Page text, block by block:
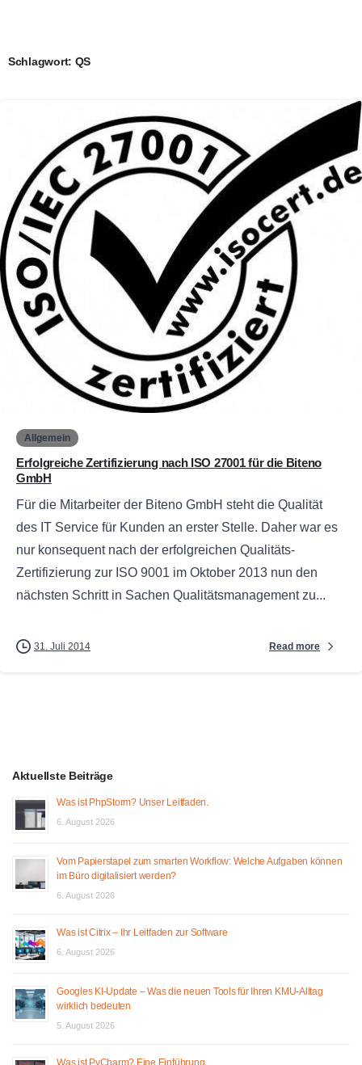
Schlagwort: QS
Allgemein
Erfolgreiche Zertifizierung nach ISO 27001 für die Biteno
GmbH
Für die Mitarbeiter der Biteno GmbH steht die Qualität
des IT Service für Kunden an erster Stelle. Daher war es
nur konsequent nach der erfolgreichen Qualitäts-
Zertifizierung zur ISO 9001 im Oktober 2013 nun den
nächsten Schritt in Sachen Qualitätsmanagement zu...
31. Juli 2014 Read more
Aktuellste Beiträge
Was ist PhpStorm? Unser Leitfaden.
6. August 2026
Vom Papierstapel zum smarten Workflow: Welche Aufgaben können
im Büro digitalisiert werden?
6. August 2026
Was ist Citrix – Ihr Leitfaden zur Software
6. August 2026
Googles KI-Update – Was die neuen Tools für Ihren KMU-Alltag
wirklich bedeuten
5. August 2026